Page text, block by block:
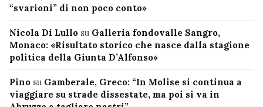
“svarioni” di non poco conto»
Nicola Di Lullo su Galleria fondovalle Sangro,
Monaco: «Risultato storico che nasce dalla stagione
politica della Giunta D’Alfonso»
Pino su Gamberale, Greco: “In Molise si continua a
viaggiare su strade dissestate, ma poi si va in